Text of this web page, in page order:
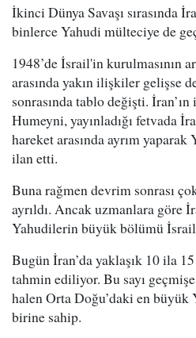
İkinci Dünya Savaşı sırasında
binlerce Yahudi mülteciye de
1948’de İsrail'in kurulmasının
arasında yakın ilişkiler gelişse
sonrasında tablo değişti.
Humeyni, yayınladığı fetvada
hareket arasında ayrım
ilan etti.
Buna rağmen devrim sonrası
ayrıldı. Ancak uzmanlara göre
Yahudilerin büyük bölümü
Bugün İran’da yaklaşık 10 ila
tahmin ediliyor. Bu sayı
halen Orta Doğu’daki en
birine sahip.